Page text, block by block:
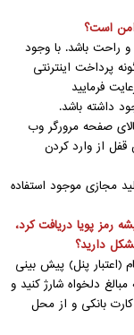
است؟
و راحت باشد. با وجود
پرداخت اینترنتی
فرمایید
داشته باشد.
صفحه مرورگر وب
از وارد کردن
مجازی موجود استفاده
رمز پویا دریافت کرد،
دارید؟
(اعتبار پنل) پیش بینی
دلخواه شارژ کنید و
کارت بانکی و از محل